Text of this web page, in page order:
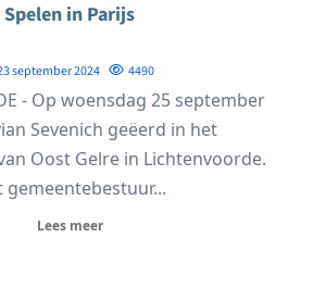
Spelen in Parijs
september 2024 4490
- Op woensdag 25 september
Sevenich geëerd in het
Oost Gelre in Lichtenvoorde.
gemeentebestuur...
Lees meer